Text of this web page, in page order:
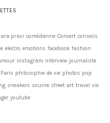
pravi comédienne Concert conseils
electro emotions facebook fashion
instagram interview journaliste
Paris philosophie de vie photos pop
sneakers sourire street art travel vie
youtube